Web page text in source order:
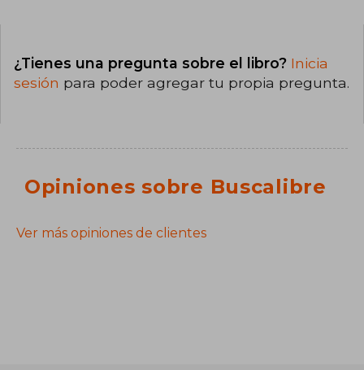
¿Tienes una pregunta sobre el libro? Inicia
sesión para poder agregar tu propia pregunta.
Opiniones sobre Buscalibre
Ver más opiniones de clientes